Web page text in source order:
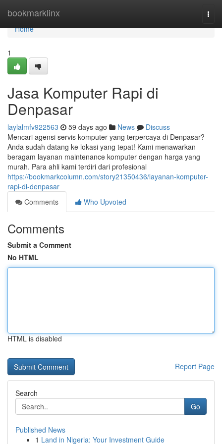
bookmarklinx
Home
Home
1
Jasa Komputer Rapi di
Denpasar
laylalmfv922563 59 days ago News
Discuss
Mencari agensi servis komputer yang terpercaya di Denpasar?
Anda sudah datang ke lokasi yang tepat! Kami menawarkan
beragam layanan maintenance komputer dengan harga yang
murah. Para ahli kami terdiri dari profesional
https://bookmarkcolumn.com/story21350436/layanan-komputer-
rapi-di-denpasar
Comments
Who Upvoted
Comments
Submit a Comment
No HTML
HTML is disabled
Report Page
Search
Go
Published News
1 Land in Nigeria: Your Investment Guide